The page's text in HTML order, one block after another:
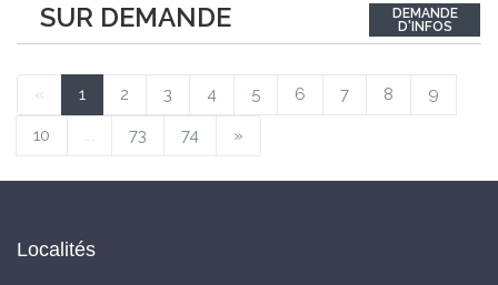
SUR DEMANDE
Liegenschaft in einem hervorragenden Zustand und vereint
zeitgemässen Wohnkomfort perfekt mit nachhaltiger
DEMANDE
D'INFOS
« 1 2 3 4 5 6 7 8 9
10 ... 73 74 »
Localités